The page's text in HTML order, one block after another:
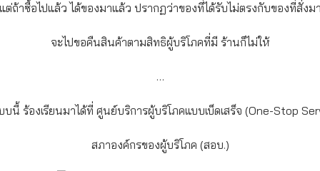
ต่ถ้าซื้อไปแล้ว ได้ของมาแล้ว ปรากฏว่าของที่ได้รับไม่ตรงกับของที่สั่งมา
จะไปขอคืนสินค้าตามสิทธิผู้บริโภคที่มี ร้านก็ไม่ให้
…
บนี้ ร้องเรียนมาได้ที่ ศูนย์บริการผู้บริโภคแบบเบ็ดเสร็จ (One-Stop
สภาองค์กรของผู้บริโภค (สอบ.)